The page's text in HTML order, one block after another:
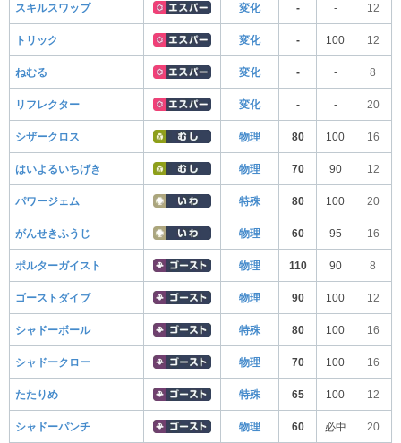
スキルスワップ 変化 - - 12
トリック 変化 - 100 12
ねむる 変化 - - 8
リフレクター 変化 - - 20
シザークロス 物理 80 100 16
はいよるいちげき 物理 70 90 12
パワージェム 特殊 80 100 20
がんせきふうじ 物理 60 95 16
ポルターガイスト 物理 110 90 8
ゴーストダイブ 物理 90 100 12
シャドーボール 特殊 80 100 16
シャドークロー 物理 70 100 16
たたりめ 特殊 65 100 12
シャドーパンチ 物理 60 必中 20